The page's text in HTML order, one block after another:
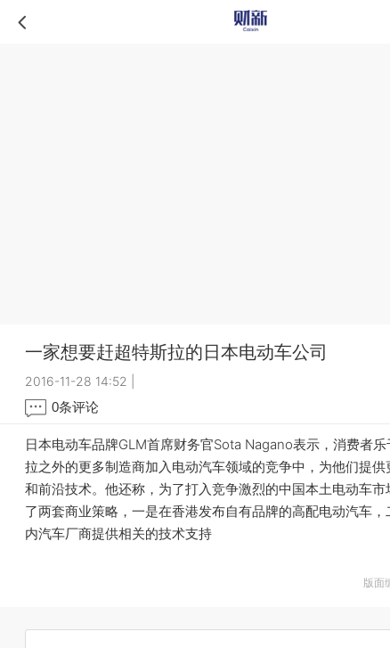
一家想要赶超特斯拉的日本电动车公司
2016-11-28 14:52
0条评论
日本电动车品牌GLM首席财务官Sota Nagano表示，消费者
拉之外的更多制造商加入电动汽车领域的竞争中，为他们提供
和前沿技术。他还称，为了打入竞争激烈的中国本土电动车市
了两套商业策略，一是在香港发布自有品牌的高配电动汽车，
内汽车厂商提供相关的技术支持
版面